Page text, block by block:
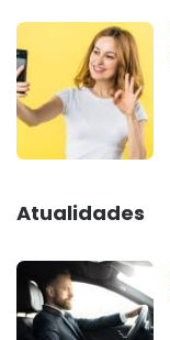
Atualidades